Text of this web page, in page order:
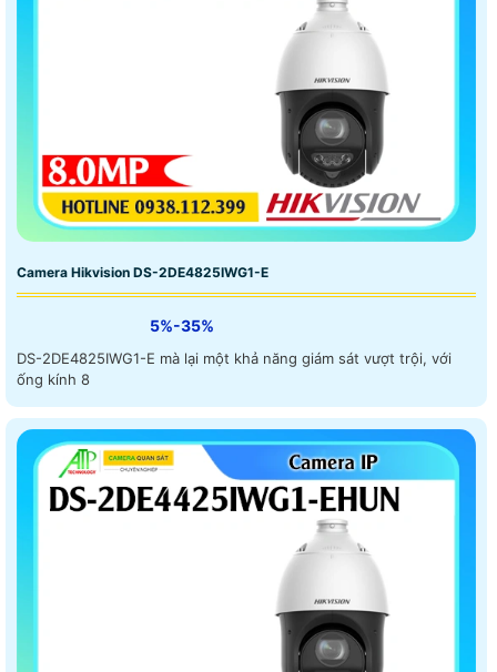
Camera Hikvision DS-2DE4825IWG1-E
5%-35%
DS-2DE4825IWG1-E mà lại một khả năng giám sát vượt trội, với
ống kính 8